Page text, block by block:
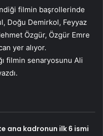
filmin başrollerinde
Doğu Demirkol, Feyyaz
Özgür, Özgür Emre
yer alıyor.
filmin senaryosunu Ali
ana kadronun ilk 6 ismi